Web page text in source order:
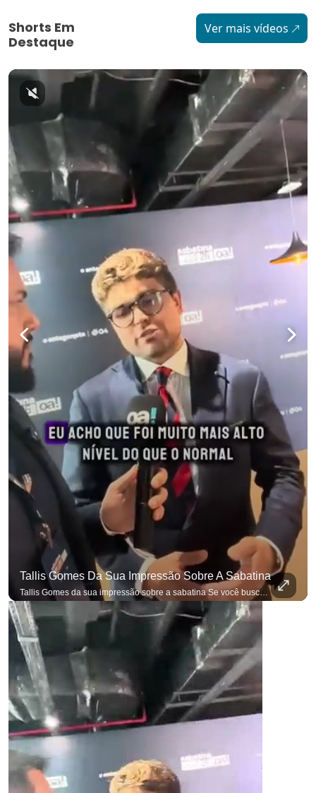
Shorts Em
Destaque
Ver mais vídeos
Tallis Gomes Da Sua Impressão Sobre A Sabatina
Tallis Gomes da sua impressão sobre a sabatina Se você busca informação com credibilidade, inscreva-se agora e ative o